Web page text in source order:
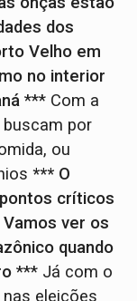
dos
Velho em
no interior
*** Com a
por
ou
*** O
críticos
ver os
quando
*** Já com o
eleições